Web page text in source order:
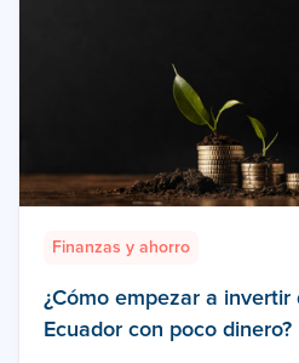
Finanzas y ahorro
¿Cómo empezar a invertir
Ecuador con poco dinero?